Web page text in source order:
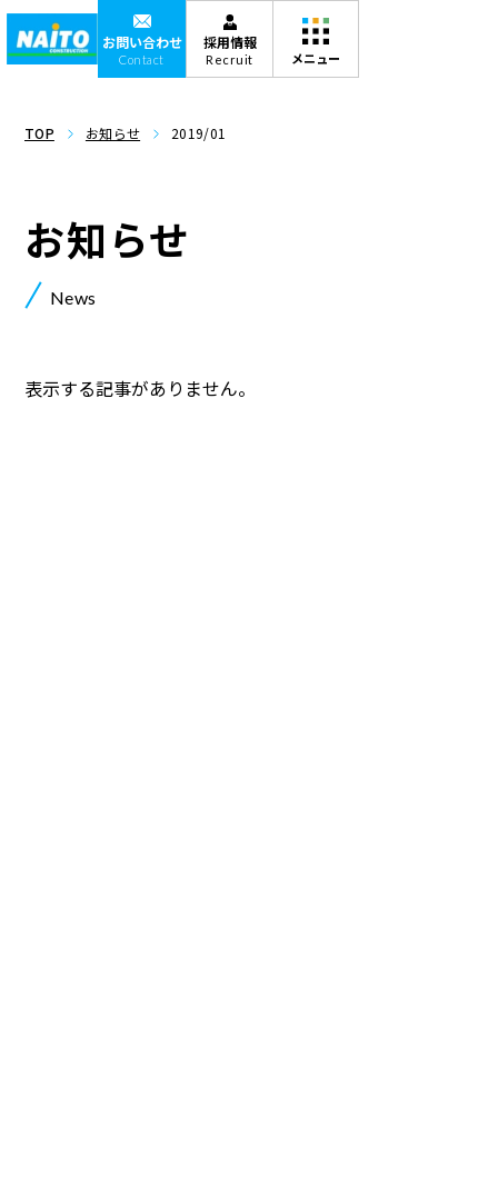
お問い合わせ
Contact
採用情報
Recruit
TOP お知らせ 2019/01
News
お知らせ
表示する記事がありません。